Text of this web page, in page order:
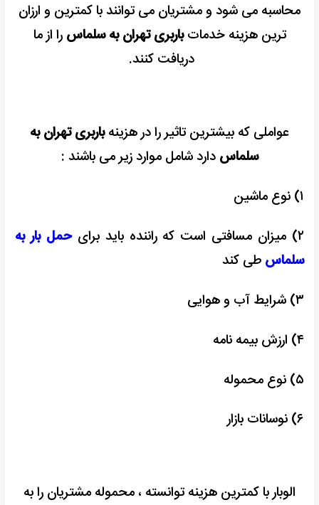
محاسبه می شود و مشتریان می توانند با کمترین و ارزان
ترین هزینه خدماتباربری تهران به سلماس را از ما
دریافت کنند.
عواملی که بیشترین تاثیر را در هزینهباربری تهران به
سلماس دارد شامل موارد زیر می باشند :
۱) نوع ماشین
۲) میزان مسافتی است که راننده باید برای
حمل بار به
سلماس طی کند
۳) شرایط آب و هوایی
۴) ارزش بیمه نامه
۵) نوع محموله
۶) نوسانات بازار
الوبار با کمترین هزینه توانسته ، محموله مشتریان را به